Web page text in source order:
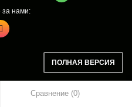
Сравнение 0
нами:
ПОЛНАЯ ВЕРСИЯ